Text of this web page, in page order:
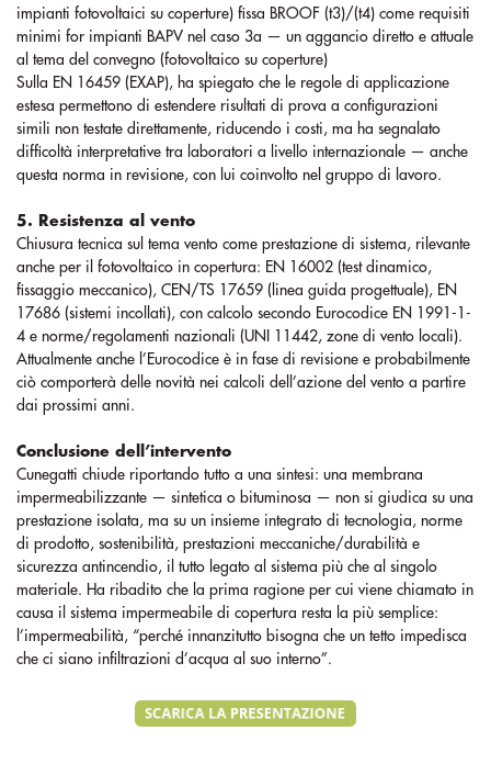
impianti fotovoltaici su coperture) fissa BROOF (t3)/(t4) come requisiti
minimi for impianti BAPV nel caso 3a — un aggancio diretto e attuale
al tema del convegno (fotovoltaico su coperture)
Sulla EN 16459 (EXAP), ha spiegato che le regole di applicazione
estesa permettono di estendere risultati di prova a configurazioni
simili non testate direttamente, riducendo i costi, ma ha segnalato
difficoltà interpretative tra laboratori a livello internazionale — anche
questa norma in revisione, con lui coinvolto nel gruppo di lavoro.
5. Resistenza al vento
Chiusura tecnica sul tema vento come prestazione di sistema, rilevante
anche per il fotovoltaico in copertura: EN 16002 (test dinamico,
fissaggio meccanico), CEN/TS 17659 (linea guida progettuale), EN
17686 (sistemi incollati), con calcolo secondo Eurocodice EN 1991-1-
4 e norme/regolamenti nazionali (UNI 11442, zone di vento locali).
Attualmente anche l’Eurocodice è in fase di revisione e probabilmente
ciò comporterà delle novità nei calcoli dell’azione del vento a partire
dai prossimi anni.
Conclusione dell’intervento
Cunegatti chiude riportando tutto a una sintesi: una membrana
impermeabilizzante — sintetica o bituminosa — non si giudica su una
prestazione isolata, ma su un insieme integrato di tecnologia, norme
di prodotto, sostenibilità, prestazioni meccaniche/durabilità e
sicurezza antincendio, il tutto legato al sistema più che al singolo
materiale. Ha ribadito che la prima ragione per cui viene chiamato in
causa il sistema impermeabile di copertura resta la più semplice:
l’impermeabilità, “perché innanzitutto bisogna che un tetto impedisca
che ci siano infiltrazioni d’acqua al suo interno”.